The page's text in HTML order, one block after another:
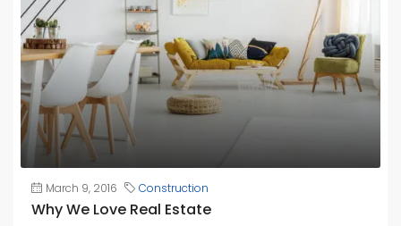
March 9, 2016 Construction
Why We Love Real Estate